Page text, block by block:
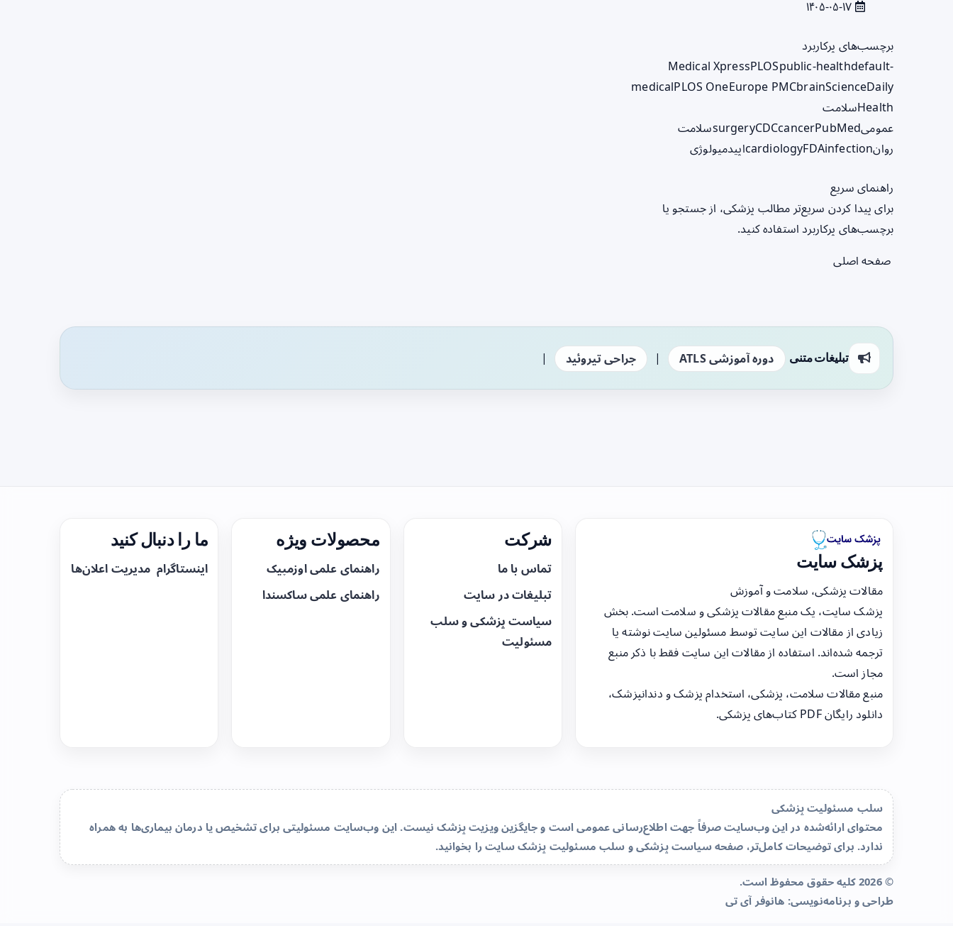
برچسب‌های پرکاربرد
Medical XpressPLOSpublic-healthdefault-
medicalPLOS OneEurope PMCbrainScienceDaily
Healthسلامت
عمومی
surgeryCDCcancerPubMed
سلامت
روان
cardiologyFDAinfection اپیدمیولوژی
راهنمای سریع
برای پیدا کردن سریع‌تر مطالب پزشکی، از جستجو یا
برچسب‌های پرکاربرد استفاده کنید.
صفحه اصلی
تبلیغات متنی دوره آموزشی ATLS | جراحی تیروئید |
پزشک سایت
مقالات پزشکی، سلامت و آموزش
پزشک سایت، یک منبع مقالات پزشکی و سلامت است. بخش
زیادی از مقالات این سایت توسط مسئولین سایت نوشته یا
ترجمه شده‌اند. استفاده از مقالات این سایت فقط با ذکر منبع
مجاز است.
منبع مقالات سلامت، پزشکی، استخدام پزشک و دندانپزشک،
دانلود رایگان PDF کتاب‌های پزشکی.
شرکت
تماس با ما
تبلیغات در سایت
سیاست پزشکی و سلب
مسئولیت
محصولات ویژه
راهنمای علمی اوزمپیک
راهنمای علمی ساکسندا
ما را دنبال کنید
اینستاگرام مدیریت اعلان‌ها
سلب مسئولیت پزشکی
محتوای ارائه‌شده در این وب‌سایت صرفاً جهت اطلاع‌رسانی عمومی است و جایگزین ویزیت پزشک نیست. این وب‌سایت مسئولیتی برای تشخیص یا درمان بیماری‌ها به همراه
ندارد. برای توضیحات کامل‌تر، صفحهسیاست پزشکی و سلب مسئولیت پزشک سایترا بخوانید.
© 2026 کلیه حقوق محفوظ است.
طراحی و برنامه‌نویسی: هانوفر آی تی